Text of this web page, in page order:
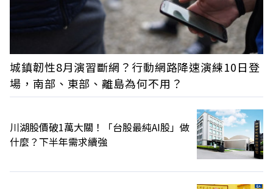
城鎮韌性8月演習斷網？行動網路降速演練10日登
場，南部、東部、離島為何不用？
川湖股價破1萬大關！「台股最純AI股」做
什麼？下半年需求續強